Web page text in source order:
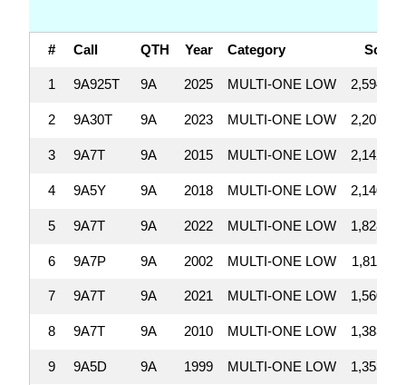
# Call QTH Year Category
1 9A925T 9A 2025 MULTI-ONE LOW
2 9A30T 9A 2023 MULTI-ONE LOW
3 9A7T 9A 2015 MULTI-ONE LOW
4 9A5Y 9A 2018 MULTI-ONE LOW
5 9A7T 9A 2022 MULTI-ONE LOW
6 9A7P 9A 2002 MULTI-ONE LOW
7 9A7T 9A 2021 MULTI-ONE LOW
8 9A7T 9A 2010 MULTI-ONE LOW
9 9A5D 9A 1999 MULTI-ONE LOW